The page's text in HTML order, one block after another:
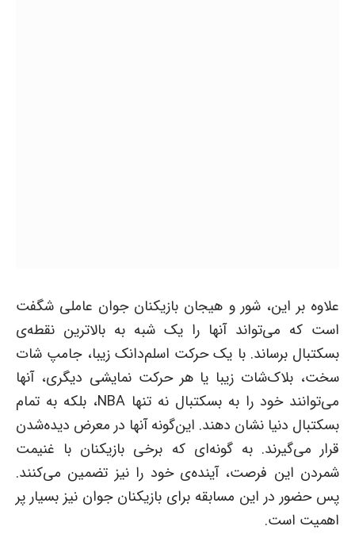
علاوه بر این، شور و هیجان بازیکنان جوان عاملی شگفت
است که می‌تواند آنها را یک شبه به بالاترین نقطه‌ی
بسکتبال برساند. با یک حرکت اسلم‌دانک زیبا، جامپ شات
سخت، بلاک‌شات زیبا یا هر حرکت نمایشی دیگری، آنها
می‌توانند خود را به بسکتبال نه تنها NBA، بلکه به تمام
بسکتبال دنیا نشان دهند. این‌گونه آنها در معرض دیده‌شدن
قرار می‌گیرند. به گونه‌ای که برخی بازیکنان با غنیمت
شمردن این فرصت، آینده‌ی خود را نیز تضمین می‌کنند.
پس حضور در این مسابقه برای بازیکنان جوان نیز بسیار پر
اهمیت است.